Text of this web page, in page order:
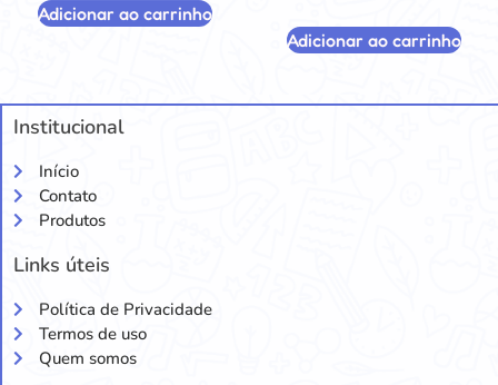
Adicionar ao carrinho
Adicionar ao carrinho
Institucional
Início
Contato
Produtos
Links úteis
Política de Privacidade
Termos de uso
Quem somos